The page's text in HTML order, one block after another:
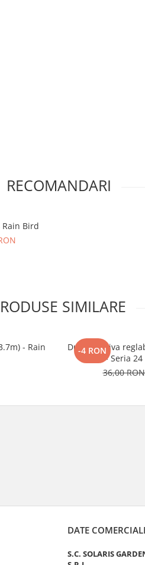
RECOMANDARI
Rain Bird
SIMILARE
- Rain
-4 RON
Duza rotativa
- Seria
36,00
DATE
S.C. SOLARIS